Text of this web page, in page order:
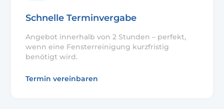
Schnelle Terminvergabe
Angebot innerhalb von 2 Stunden – perfekt,
wenn eine Fensterreinigung kurzfristig
benötigt wird.
Termin vereinbaren